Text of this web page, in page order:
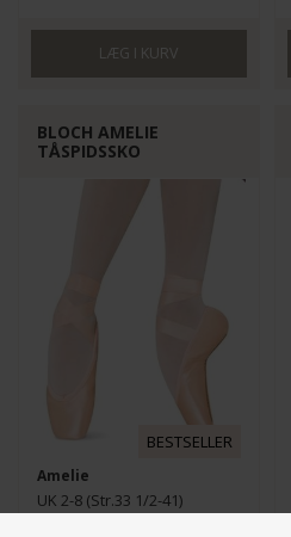
BLOCH AMELIE
TÅSPIDSSKO
BESTSELLER
Amelie
UK 2-8 (Str.33 1/2-41)